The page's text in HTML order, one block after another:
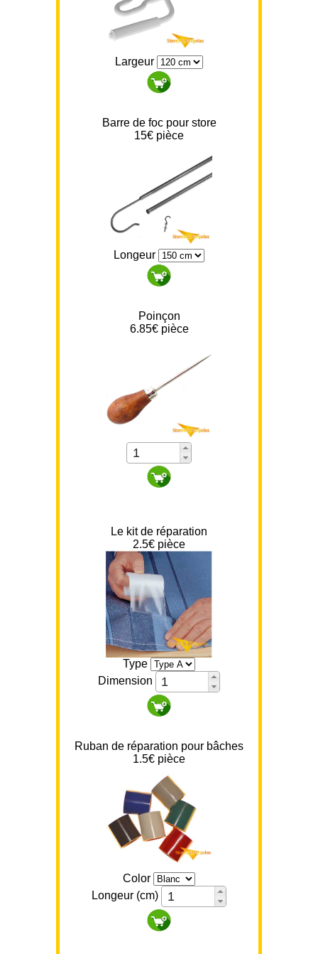
Largeur
Barre de foc pour store
15€ pièce
Longeur
Poinçon
6.85€ pièce
Le kit de réparation
2.5€ pièce
Type
Dimension
Ruban de réparation pour bâches
1.5€ pièce
Color
Longeur (cm)